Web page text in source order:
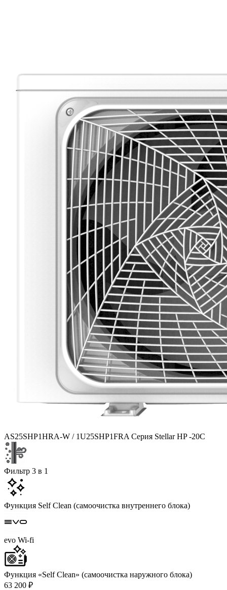
AS25SHP1HRA-W / 1U25SHP1FRA Серия Stellar HP -20C
Фильтр 3 в 1
Функция Self Clean (самоочистка внутреннего блока)
evo Wi-fi
Функция «Self Clean» (самоочистка наружного блока)
63 200 ₽